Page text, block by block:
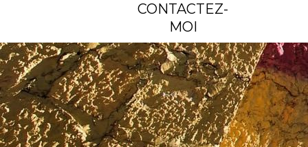
CONTACTEZ-
MOI